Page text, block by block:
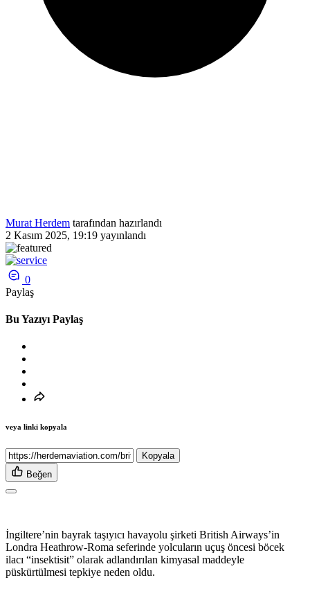
Murat Herdem tarafından hazırlandı
2 Kasım 2025, 19:19 yayınlandı
0
Paylaş
Bu Yazıyı Paylaş
veya linki kopyala
Kopyala
Beğen
İngiltere’nin bayrak taşıyıcı havayolu şirketi British Airways’in
Londra Heathrow-Roma seferinde yolcuların uçuş öncesi böcek
ilacı “insektisit” olarak adlandırılan kimyasal maddeyle
püskürtülmesi tepkiye neden oldu.